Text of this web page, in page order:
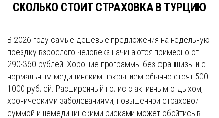
СКОЛЬКО СТОИТ СТРАХОВКА В ТУРЦИЮ
В 2026 году самые дешёвые предложения на недельную
поездку взрослого человека начинаются примерно от
290-360 рублей. Хорошие программы без франшизы и с
нормальным медицинским покрытием обычно стоят 500-
1000 рублей. Расширенный полис с активным отдыхом,
хроническими заболеваниями, повышенной страховой
суммой и немедицинскими рисками может обойтись в